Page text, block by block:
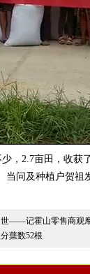
，2.7亩田，收获
当问及种植户贺
世——记霍山零售商观
蘖数52根